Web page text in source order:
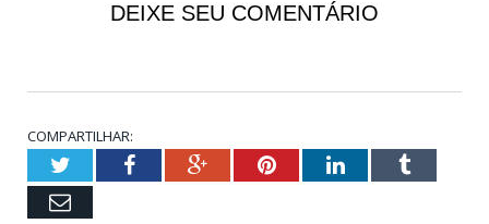
DEIXE SEU COMENTÁRIO
COMPARTILHAR:
TwitterFacebookGoogle+PinterestLinkedInTumblr
Email